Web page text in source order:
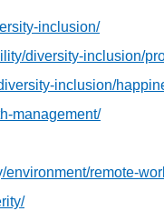
inclusion/
diversity-inclusion/
inclusion/
management/
environment/remote-